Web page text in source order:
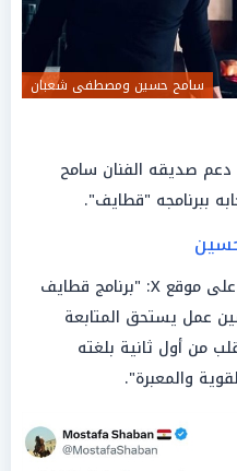
سامح حسين ومصطفى شعبان
صديقه الفنان سامح
ببرنامجه "قطايف".
ونشر مصطفى شعبان عبر حسابه على موقع X: "برنامج قطايف
عمل يستحق المتابعة
من أول ثانية بلغته
والمعبرة".